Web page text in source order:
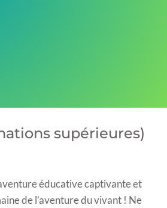
supérieures)
éducative captivante et
de l’aventure du vivant ! Ne